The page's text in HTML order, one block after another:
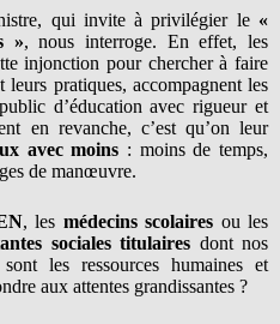
qui invite à privilégier le «
», nous interroge. En effet, les
injonction pour chercher à faire
pratiques, accompagnent les
d’éducation avec rigueur et
en revanche, c’est qu’on leur
avec moins : moins de temps,
de manœuvre.
, les médecins scolaires ou les
sociales titulaires dont nos
les ressources humaines et
aux attentes grandissantes ?